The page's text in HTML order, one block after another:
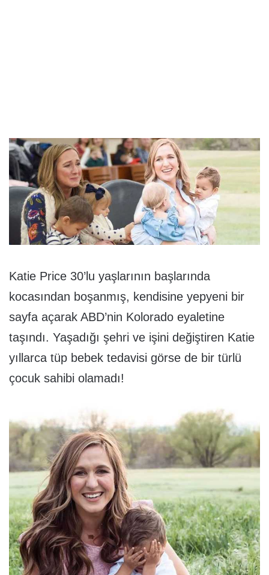
Katie Price 30’lu yaşlarının başlarında
kocasından boşanmış, kendisine yepyeni bir
sayfa açarak ABD’nin Kolorado eyaletine
taşındı. Yaşadığı şehri ve işini değiştiren Katie
yıllarca tüp bebek tedavisi görse de bir türlü
çocuk sahibi olamadı!